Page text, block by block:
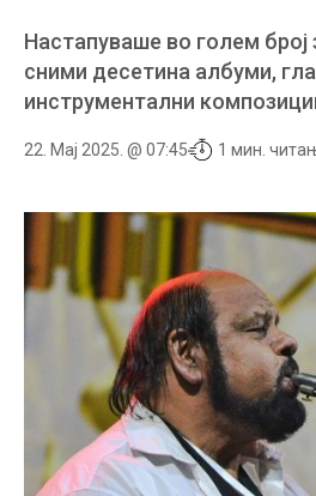
Настапуваше во голем број
сними десетина албуми,
инструментални
22. Мај 2025. @ 07:45 1 мин.